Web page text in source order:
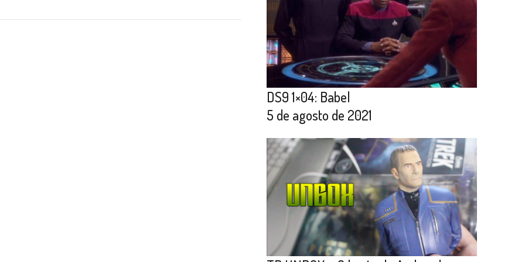
DS9 1×04: Babel
5 de agosto de 2021